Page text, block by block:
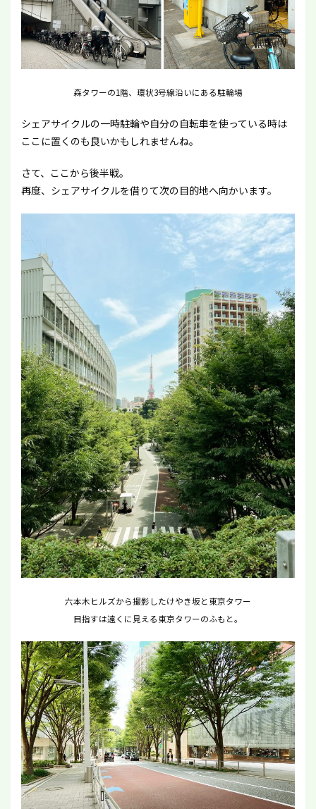
森タワーの1階、環状3号線沿いにある駐輪場
シェアサイクルの一時駐輪や自分の自転車を使っている時は
ここに置くのも良いかもしれませんね。
さて、ここから後半戦。
再度、シェアサイクルを借りて次の目的地へ向かいます。
六本木ヒルズから撮影したけやき坂と東京タワー
目指すは遠くに見える東京タワーのふもと。